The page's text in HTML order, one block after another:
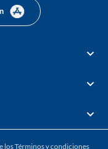
losTérminos y condiciones